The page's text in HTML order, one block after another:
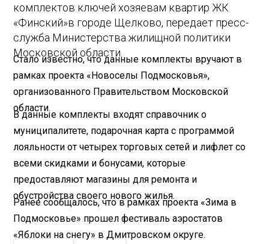
комплектов ключей хозяевам квартир ЖК
«Финский»в городе Щелково, передает пресс-
служба Министерства жилищной политики
Московской области.
Стало известно, что данные комплекты вручают в
рамках проекта «Новоселы Подмосковья»,
организованного Правительством Московской
области.
В данные комплекты входят справочник о
муниципалитете, подарочная карта с программой
лояльности от четырех торговых сетей и лифлет со
всеми скидками и бонусами, которые
предоставляют магазины для ремонта и
обустройства своего нового жилья.
Ранее сообщалось, что в рамках проекта «Зима в
Подмосковье» прошел фестиваль аэростатов
«Яблоки на снегу» в Дмитровском округе.